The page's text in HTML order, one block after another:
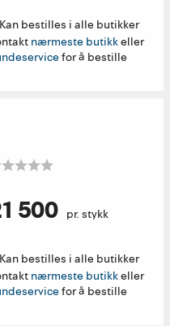
Kan bestilles i alle butikker
nærmeste butikkeller
for å bestille
500 pr. stykk
Kan bestilles i alle butikker
nærmeste butikkeller
for å bestille